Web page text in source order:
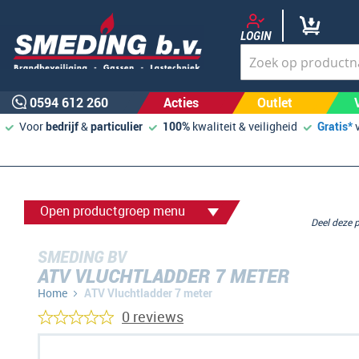
LOGIN
0594 612 260 Acties Outlet
Voorbedrijf&particulier 100% kwaliteit & veiligheid Gratis*
Open productgroep menu
SMEDING BV
ATV VLUCHTLADDER 7 METER
Home ATV Vluchtladder 7 meter
Deel
0 reviews
Ga